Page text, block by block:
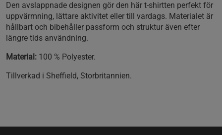
Den avslappnade designen gör den här t‑shirtten perfekt för
uppvärmning, lättare aktivitet eller till vardags. Materialet är
hållbart och bibehåller passform och struktur även efter
längre tids användning.
Material: 100 % Polyester.
Tillverkad i Sheffield, Storbritannien.